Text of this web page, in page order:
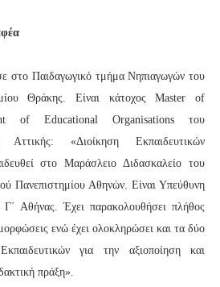
στο Παιδαγωγικό τμήμα Νηπιαγωγών του
Θράκης. Είναι κάτοχος Master of
of Educational Organisations του
Αττικής: «Διοίκηση Εκπαιδευτικών
στο Μαράσλειο Διδασκαλείο του
Πανεπιστημίου Αθηνών. Είναι Υπεύθυνη
Αθήνας. Έχει παρακολουθήσει πλήθος
ενώ έχει ολοκληρώσει και τα δύο
για την αξιοποίηση και
πράξη».